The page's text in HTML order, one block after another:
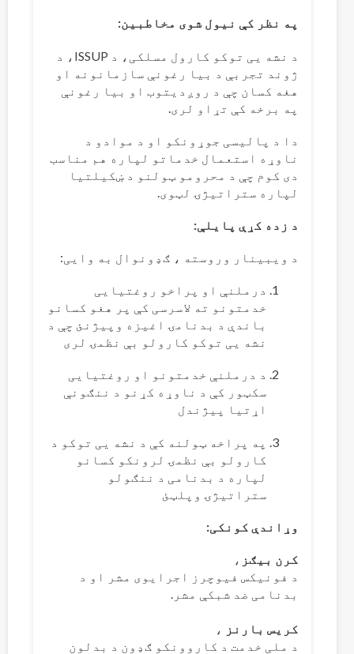
په نظر کې نیول شوی مخاطبین:
د نشه یی توکو کارول مسلکی، د ISSUP، د
ژوند تجربې د بیا رغونې سازمانونه او
هغه کسان چې د روږدیتوب او بیا رغونې
په برخه کې تړاو لری.
دا د پالیسی جوړونکو او د موادو د
ناوړه استعمال خدماتو لپاره هم مناسب
دی کوم چې د محرومو ټولنو د ښکیلتیا
لپاره ستراتیژۍ لټوی.
د زده کړې پایلې:
د ویبینار وروسته ، ګډونوال به وایی:
درملنې او پراخو روغتیایی
خدمتونو ته لاسرسی کې پر هغو کسانو
باندې د بدنامۍ اغیزه وپیژنئ چې د
نشه یی توکو کارولو بې نظمۍ لری
د درملنې خدمتونو او روغتیایی
سکټور کې د ناوړه کړنو د ننګونې
اړتیا پیژندل
په پراخه ټولنه کې د نشه یی توکو د
کارولو بې نظمۍ لرونکو کسانو
لپاره د بدنامی د ننګولو
ستراتیژۍ وپلټئ
وړاندې کونکی:
کرن بیګز ،
د فونیکس فیوچرز اجرایوی مشر او د
بدنامی ضد شبکې مشر.
کریس بارنز ،
د ملی خدمت د کاروونکو ګډون د بدلون